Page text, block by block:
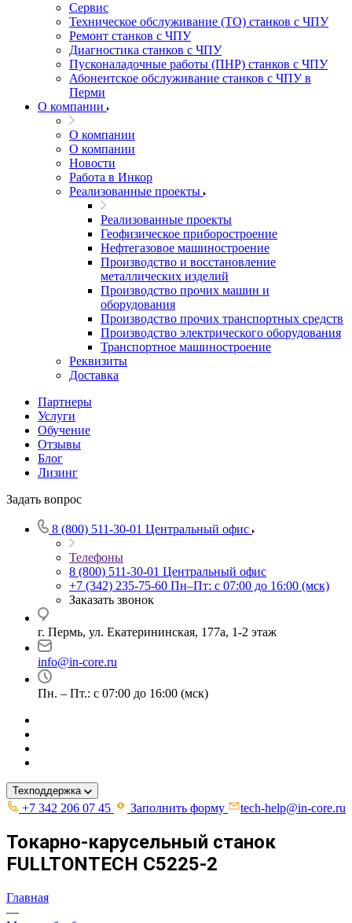
Сервис
Техническое обслуживание (ТО) станков с ЧПУ
Ремонт станков с ЧПУ
Диагностика станков с ЧПУ
Пусконаладочные работы (ПНР) станков с ЧПУ
Абонентское обслуживание станков с ЧПУ в
Перми
О компании
О компании
О компании
Новости
Работа в Инкор
Реализованные проекты
Реализованные проекты
Геофизическое приборостроение
Нефтегазовое машиностроение
Производство и восстановление
металлических изделий
Производство прочих машин и
оборудования
Производство прочих транспортных средств
Производство электрического оборудования
Транспортное машиностроение
Реквизиты
Доставка
Партнеры
Услуги
Обучение
Отзывы
Блог
Лизинг
Задать вопрос
8 (800) 511-30-01 Центральный офис
Телефоны
8 (800) 511-30-01 Центральный офис
+7 (342) 235-75-60 Пн–Пт: с 07:00 до 16:00 (мск)
Заказать звонок
г. Пермь, ул. ​Екатерининская, 177а, ​1-2 этаж
info@in-core.ru
Пн. – Пт.: с 07:00 до 16:00 (мск)
Техподдержка
+7 342 206 07 45 Заполнить форму tech-help@in-core.ru
Токарно-карусельный станок
FULLTONTECH C5225-2
Главная
—